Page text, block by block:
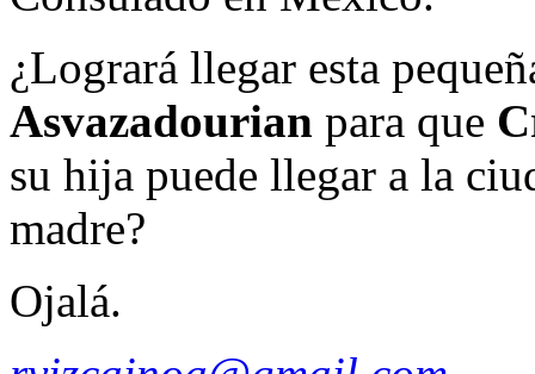
¿Logrará llegar esta
Asvazadourian para que
su hija puede llegar a la
madre?
Ojalá.